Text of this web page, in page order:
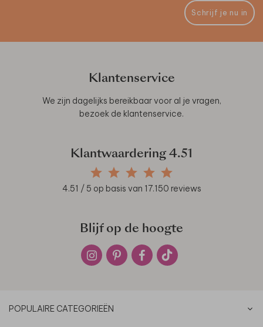
Schrijf je nu in
Klantenservice
We zijn dagelijks bereikbaar voor al je vragen,
bezoek de klantenservice.
Klantwaardering 4.51
4.51 / 5 op basis van 17.150 reviews
Blijf op de hoogte
POPULAIRE CATEGORIEËN